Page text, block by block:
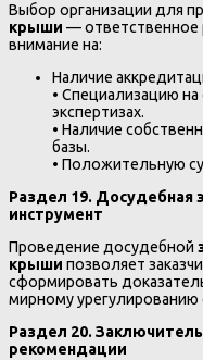
Выбор организации для
крыши — ответственное
внимание на:
Наличие
• Специализацию
экспертизах.
• Наличие
базы.
• Положительную
Раздел 19. Досудебная
инструмент
Проведение досудебной
крыши позволяет
сформировать
мирному урегулированию
Раздел 20.
рекомендации